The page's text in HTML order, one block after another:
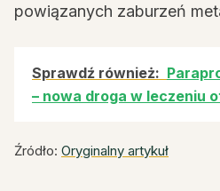
powiązanych zaburzeń
Sprawdź również:
– nowa droga w leczeniu
Źródło: Oryginalny artykuł